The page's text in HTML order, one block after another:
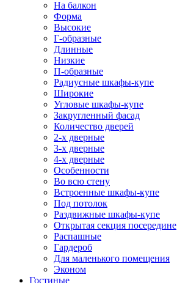
На балкон
Форма
Высокие
Г-образные
Длинные
Низкие
П-образные
Радиусные шкафы-купе
Широкие
Угловые шкафы-купе
Закругленный фасад
Количество дверей
2-х дверные
3-х дверные
4-х дверные
Особенности
Во всю стену
Встроенные шкафы-купе
Под потолок
Раздвижные шкафы-купе
Открытая секция посередине
Распашные
Гардероб
Для маленького помещения
Эконом
Гостиные